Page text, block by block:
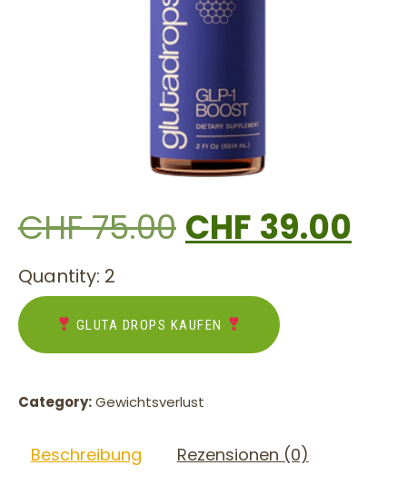
CHF75.00CHF39.00
Quantity: 2
GLUTA DROPS KAUFEN
Category:Gewichtsverlust
Beschreibung Rezensionen (0)